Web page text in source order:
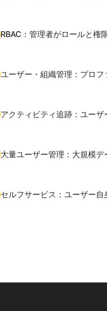
RBAC：管理者がロールと権
ユーザー・組織管理：プロフ
アクティビティ追跡：ユーザ
大量ユーザー管理：大規模デ
セルフサービス：ユーザー自